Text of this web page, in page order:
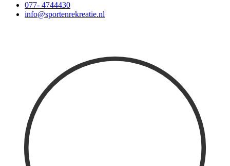
077- 4744430
info@sportenrekreatie.nl